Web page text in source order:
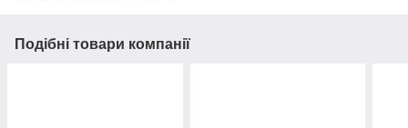
Подібні товари компанії